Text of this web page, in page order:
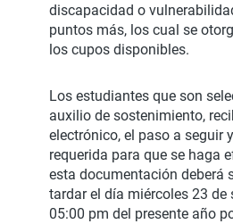
discapacidad o
puntos más, los cual se
los cupos disponibles.
Los estudiantes que son
auxilio de sostenimiento,
electrónico, el paso a seguir
requerida para que se haga
esta documentación deberá
tardar el día miércoles 23 de
05:00 pm del presente año